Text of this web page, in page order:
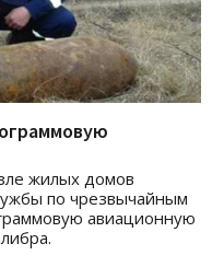
жилых домов
по чрезвычайным
авиационную